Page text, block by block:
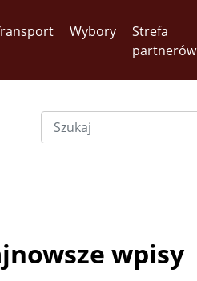
Wybory
Strefa
partnerów
wpisy